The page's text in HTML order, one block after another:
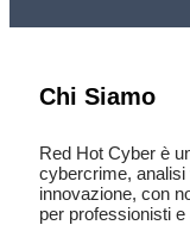
Chi Siamo
Red Hot Cyber è
cybercrime, analisi
innovazione, con
per professionisti